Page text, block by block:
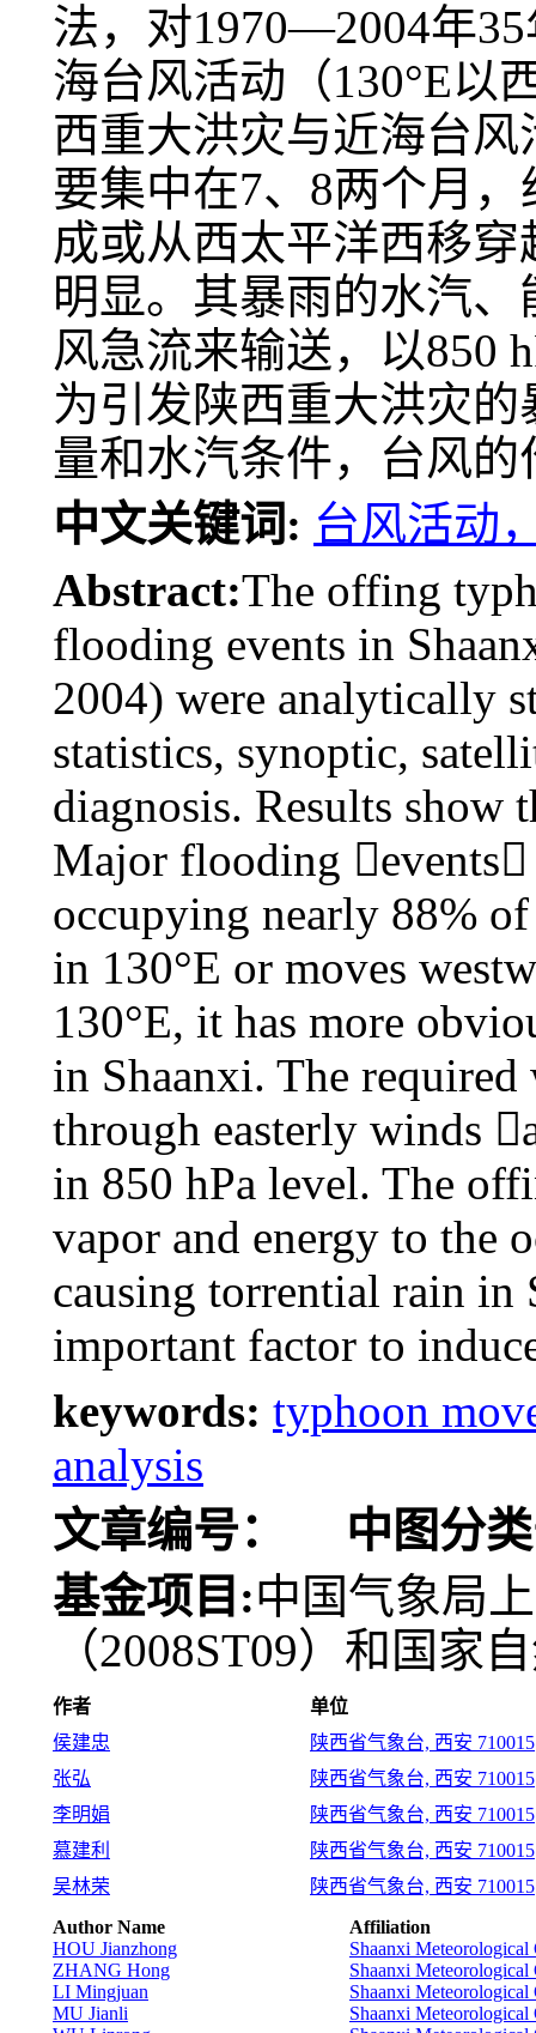
法，对1970—2004年
海台风活动（130°E以
西重大洪灾与近海台
要集中在7、8两个月
成或从西太平洋西移穿
明显。其暴雨的水汽
风急流来输送，以850
为引发陕西重大洪灾
量和水汽条件，台风的
中文关键词: 台风活动
Abstract:The offing
flooding events in
2004) were analytically
statistics, synoptic,
diagnosis. Results show
Major flooding events
occupying nearly 88%
in 130°E or moves
130°E, it has more
in Shaanxi. The required
through easterly winds
in 850 hPa level. The
vapor and energy to the
causing torrential rain in
important factor to
keywords: typhoon
analysis
文章编号：
中图分
基金项目:中国气象局
（2008ST09）和国家
作者
单位
侯建忠
陕西省气象台, 西安 710015
张弘
陕西省气象台, 西安 710015
李明娟
陕西省气象台, 西安 710015
慕建利
陕西省气象台, 西安 710015
吴林荣
陕西省气象台, 西安 710015
Author Name
Affiliation
HOU Jianzhong
Shaanxi Meteorological
ZHANG Hong
Shaanxi Meteorological
LI Mingjuan
Shaanxi Meteorological
MU Jianli
Shaanxi Meteorological